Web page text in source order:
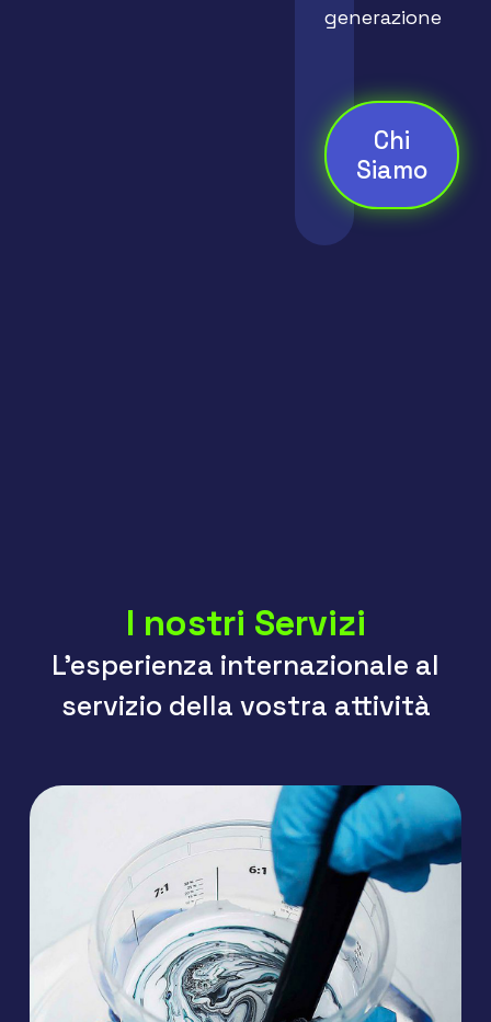
generazione
Chi
Siamo
I nostri Servizi
L’esperienza internazionale al
servizio della vostra attività